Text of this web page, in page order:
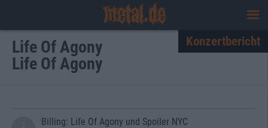
Life Of Agony
Life Of Agony
Konzertbericht
Billing: Life Of Agony und Spoiler NYC